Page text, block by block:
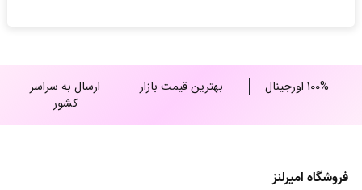
100% اورجینال بهترین قیمت بازار
ارسال به سراسر
کشور
فروشگاه امیرلنز